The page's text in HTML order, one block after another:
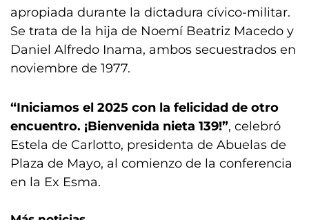
apropiada durante la dictadura cívico-militar.
Se trata de la hija de Noemí Beatriz Macedo y
Daniel Alfredo Inama, ambos secuestrados en
noviembre de 1977.
“Iniciamos el 2025 con la felicidad de otro
encuentro. ¡Bienvenida nieta 139!”, celebró
Estela de Carlotto, presidenta de Abuelas de
Plaza de Mayo, al comienzo de la conferencia
en la Ex Esma.